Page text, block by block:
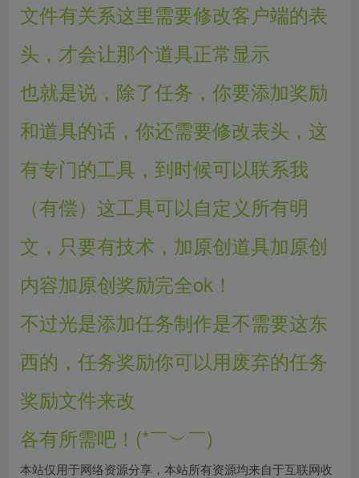
文件有关系这里需要修改客户端的表
头，才会让那个道具正常显示
也就是说，除了任务，你要添加奖励
和道具的话，你还需要修改表头，这
有专门的工具，到时候可以联系我
（有偿）这工具可以自定义所有明
文，只要有技术，加原创道具加原创
内容加原创奖励完全ok！
不过光是添加任务制作是不需要这东
西的，任务奖励你可以用废弃的任务
奖励文件来改
各有所需吧！(*￣︶￣)
本站仅用于网络资源分享，本站所有资源均来自于互联网收